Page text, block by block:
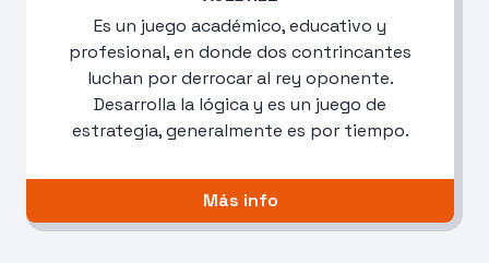
Es un juego académico, educativo y
profesional, en donde dos contrincantes
luchan por derrocar al rey oponente.
Desarrolla la lógica y es un juego de
estrategia, generalmente es por tiempo.
Más info